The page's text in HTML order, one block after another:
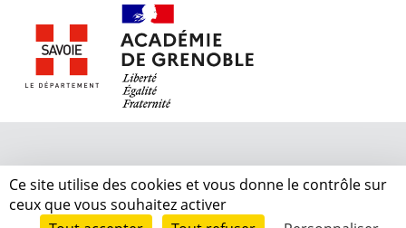
Ce site utilise des cookies et vous donne le contrôle sur
ceux que vous souhaitez activer